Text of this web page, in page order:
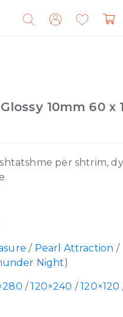
Search
for:
10mm 60 x
për shtrim,
/ Pearl Attraction /
Night)
/120×240 /120×120